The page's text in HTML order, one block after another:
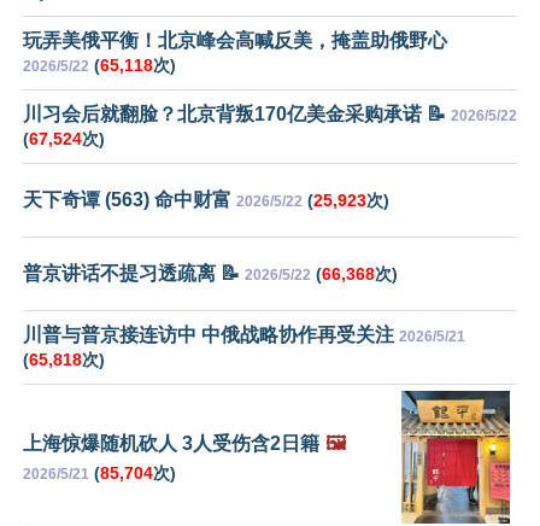
玩弄美俄平衡！北京峰会高喊反美，掩盖助俄野心
2026/5/22 (65,118次)
川习会后就翻脸？北京背叛170亿美金采购承诺 📝 2026/5/22
(67,524次)
天下奇谭 (563) 命中财富 2026/5/22 (25,923次)
普京讲话不提习透疏离 📝 2026/5/22 (66,368次)
川普与普京接连访中 中俄战略协作再受关注 2026/5/21
(65,818次)
上海惊爆随机砍人 3人受伤含2日籍 🖼️
2026/5/21 (85,704次)